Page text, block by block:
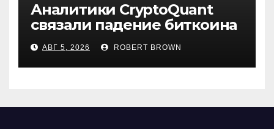
Аналитики CryptoQuant
связали падение биткоина
с обвалом капитализации
USDT
АВГ 5, 2026 ROBERT BROWN